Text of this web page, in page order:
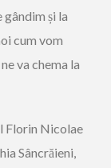
gândim și la
cum vom
va chema la
Florin Nicolae
Sâncrăieni,